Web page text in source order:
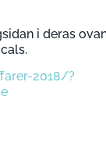
i deras
2018/?